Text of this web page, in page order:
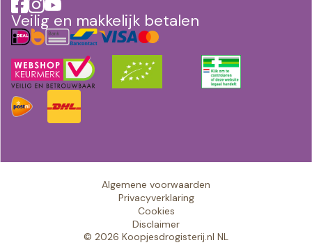
Veilig en makkelijk betalen
© 2026 Koopjesdrogisterij.nl NL
Algemene voorwaarden
Privacyverklaring
Cookies
Disclaimer